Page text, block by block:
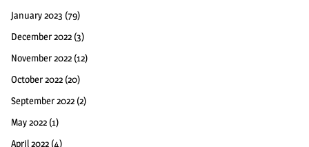
January 2023 (79)
December 2022 (3)
November 2022 (12)
October 2022 (20)
September 2022 (2)
May 2022 (1)
April 2022 (4)